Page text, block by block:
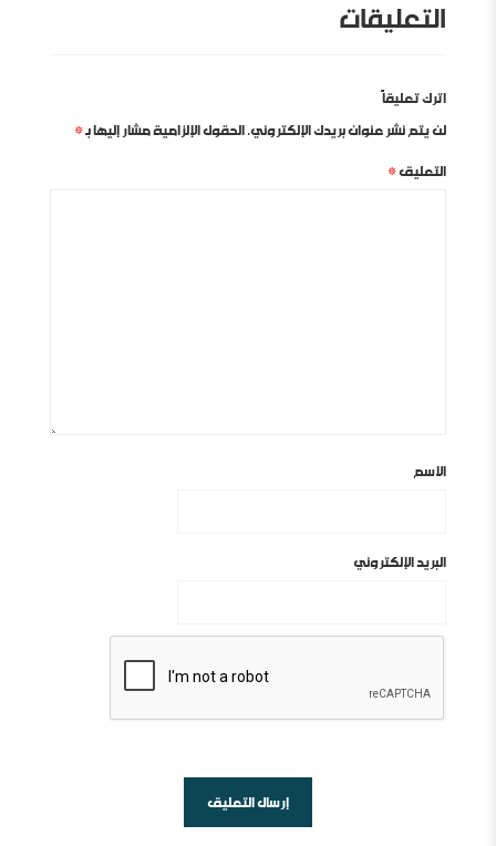
التعليقات
اترك تعليقاً
لن يتم نشر عنوان بريدك الإلكتروني.الحقول الإلزامية مشار إليها بـ*
التعليق*
الاسم
البريد الإلكتروني